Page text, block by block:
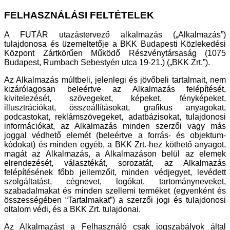
FELHASZNÁLÁSI FELTÉTELEK
A FUTÁR utazástervező alkalmazás („Alkalmazás”)
tulajdonosa és üzemeltetője a BKK Budapesti Közlekedési
Központ Zártkörűen Működő Részvénytársaság (1075
Budapest, Rumbach Sebestyén utca 19-21.) („BKK Zrt.”).
Az Alkalmazás múltbeli, jelenlegi és jövőbeli tartalmait, nem
kizárólagosan beleértve az Alkalmazás felépítését,
kivitelezését, szövegeket, képeket, fényképeket,
illusztrációkat, összeállításokat, grafikus anyagokat,
podcastokat, reklámszövegeket, adatbázisokat, tulajdonosi
információkat, az Alkalmazás minden szerzői vagy más
joggal védhető elemét (beleértve a forrás- és objektum-
kódokat) és minden egyéb, a BKK Zrt.-hez köthető anyagot,
magát az Alkalmazás, a Alkalmazáson belül az elemek
elrendezését, választékát, sorozatát, az Alkalmazás
felépítésének főbb jellemzőit, minden védjegyet, levédett
szolgáltatást, cégnevet, logókat, tartományneveket,
szabadalmakat és minden szellemi terméket (egyenként és
összességében “Tartalmakat”) a szerzői jogi és tulajdonosi
oltalom védi, és a BKK Zrt. tulajdonai.
Az Alkalmazást a Felhasználó csak jogszabályok által